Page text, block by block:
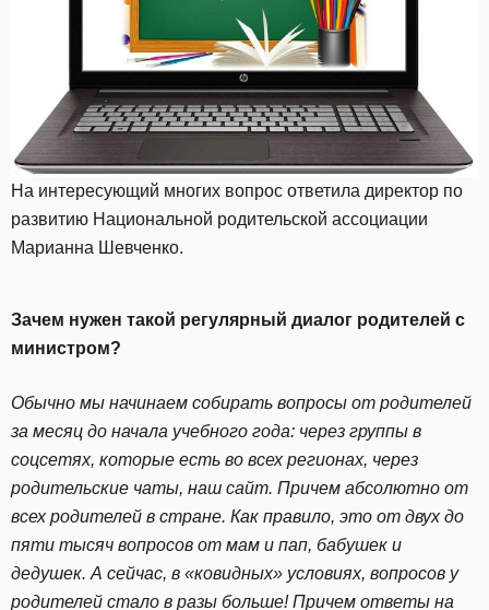
На интересующий многих вопрос ответила директор по
развитию Национальной родительской ассоциации
Марианна Шевченко.
Зачем нужен такой регулярный диалог родителей с
министром?
Обычно мы начинаем собирать вопросы от родителей
за месяц до начала учебного года: через группы в
соцсетях, которые есть во всех регионах, через
родительские чаты, наш сайт. Причем абсолютно от
всех родителей в стране. Как правило, это от двух до
пяти тысяч вопросов от мам и пап, бабушек и
дедушек. А сейчас, в «ковидных» условиях, вопросов у
родителей стало в разы больше! Причем ответы на